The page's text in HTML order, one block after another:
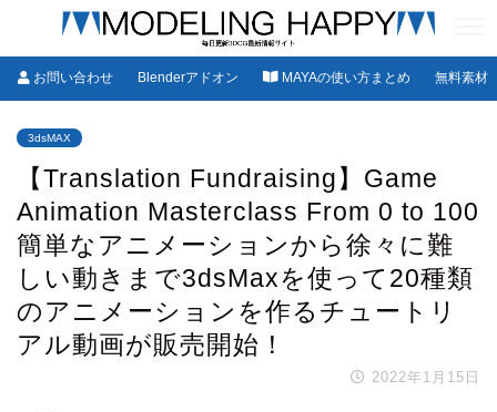
お問い合わせ Blenderアドオン MAYAの使い方まとめ 無料素材
3dsMAX
【Translation Fundraising】Game
Animation Masterclass From 0 to 100
簡単なアニメーションから徐々に難
しい動きまで3dsMaxを使って20種類
のアニメーションを作るチュートリ
アル動画が販売開始！
2022年1月15日